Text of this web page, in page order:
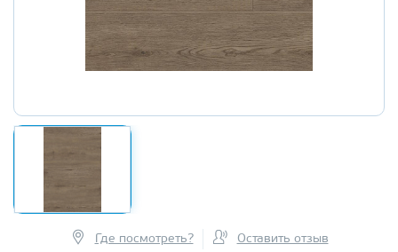
Где посмотреть? Оставить отзыв